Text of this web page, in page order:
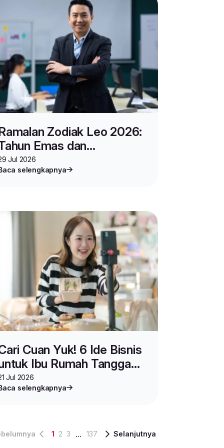
Zodiak Leo 2026:
Emas dan
Bisnis
Jul 2026
selengkapnya
Cuan Yuk! 6 Ide Bisnis
Ibu Rumah Tangga
Mudah Dimulai
Jul 2026
selengkapnya
1 2 3 ... 137 Selanjutnya